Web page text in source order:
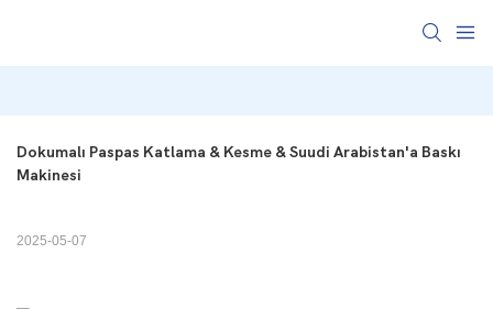
Dokumalı Paspas Katlama & Kesme & Suudi Arabistan'a Baskı
Makinesi
2025-05-07